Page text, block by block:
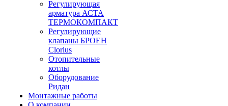
Регулирующая
арматура АСТА
ТЕРМОКОМПАКТ
Регулирующие
клапаны БРОЕН
Clorius
Отопительные
котлы
Оборудование
Ридан
Монтажные работы